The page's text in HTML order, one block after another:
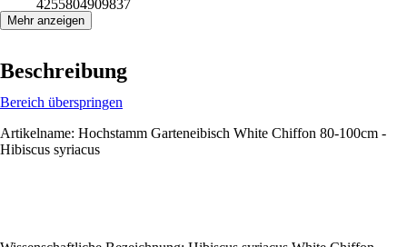
4255804909837
Mehr anzeigen
Beschreibung
Bereich überspringen
Artikelname: Hochstamm Garteneibisch White Chiffon 80-100cm -
Hibiscus syriacus